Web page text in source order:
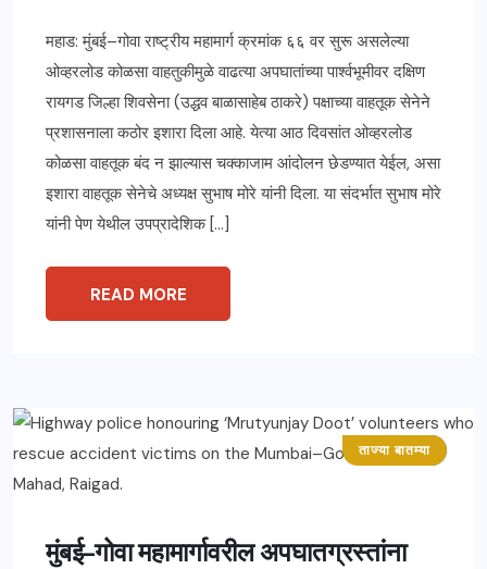
महाड: मुंबई–गोवा राष्ट्रीय महामार्ग क्रमांक ६६ वर सुरू असलेल्या
ओव्हरलोड कोळसा वाहतुकीमुळे वाढत्या अपघातांच्या पार्श्वभूमीवर दक्षिण
रायगड जिल्हा शिवसेना (उद्धव बाळासाहेब ठाकरे) पक्षाच्या वाहतूक सेनेने
प्रशासनाला कठोर इशारा दिला आहे. येत्या आठ दिवसांत ओव्हरलोड
कोळसा वाहतूक बंद न झाल्यास चक्काजाम आंदोलन छेडण्यात येईल, असा
इशारा वाहतूक सेनेचे अध्यक्ष सुभाष मोरे यांनी दिला. या संदर्भात सुभाष मोरे
यांनी पेण येथील उपप्रादेशिक […]
READ MORE
महाराष्ट्र
ताज्या बातम्या
मुंबई–गोवा महामार्गावरील अपघातग्रस्तांना